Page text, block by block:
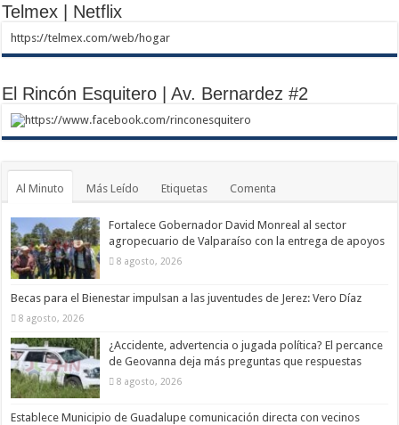
Telmex | Netflix
https://telmex.com/web/hogar
El Rincón Esquitero | Av. Bernardez #2
https://www.facebook.com/rinconesquitero
Al Minuto Más Leído Etiquetas Comenta
Fortalece Gobernador David Monreal al sector
agropecuario de Valparaíso con la entrega de apoyos
8 agosto, 2026
Becas para el Bienestar impulsan a las juventudes de Jerez: Vero Díaz
8 agosto, 2026
¿Accidente, advertencia o jugada política? El percance
de Geovanna deja más preguntas que respuestas
8 agosto, 2026
Establece Municipio de Guadalupe comunicación directa con vecinos